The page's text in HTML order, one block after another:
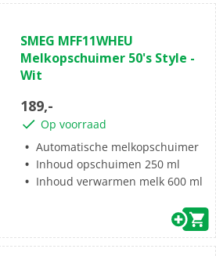
van
de
5
SMEG MFF11WHEU
Melkopschuimer 50's Style -
Wit
189,-
Op voorraad
Automatische melkopschuimer
Inhoud opschuimen 250 ml
Inhoud verwarmen melk 600 ml